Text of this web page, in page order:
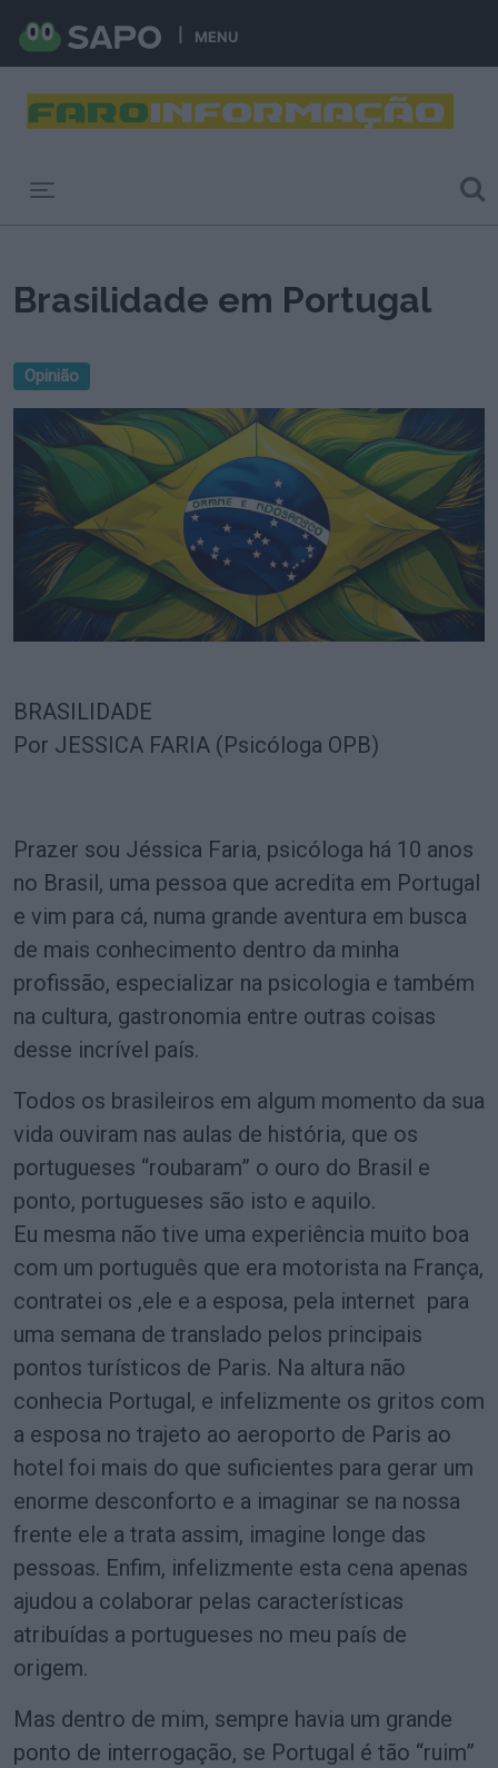
MENU
Brasilidade em Portugal
Opinião
BRASILIDADE
Por JESSICA FARIA (Psicóloga OPB)
Prazer sou Jéssica Faria, psicóloga há 10 anos
no Brasil, uma pessoa que acredita em Portugal
e vim para cá, numa grande aventura em busca
de mais conhecimento dentro da minha
profissão, especializar na psicologia e também
na cultura, gastronomia entre outras coisas
desse incrível país.
Todos os brasileiros em algum momento da sua
vida ouviram nas aulas de história, que os
portugueses “roubaram” o ouro do Brasil e
ponto, portugueses são isto e aquilo.
Eu mesma não tive uma experiência muito boa
com um português que era motorista na França,
contratei os ,ele e a esposa, pela internet para
uma semana de translado pelos principais
pontos turísticos de Paris. Na altura não
conhecia Portugal, e infelizmente os gritos com
a esposa no trajeto ao aeroporto de Paris ao
hotel foi mais do que suficientes para gerar um
enorme desconforto e a imaginar se na nossa
frente ele a trata assim, imagine longe das
pessoas. Enfim, infelizmente esta cena apenas
ajudou a colaborar pelas características
atribuídas a portugueses no meu país de
origem.
Mas dentro de mim, sempre havia um grande
ponto de interrogação, se Portugal é tão “ruim”